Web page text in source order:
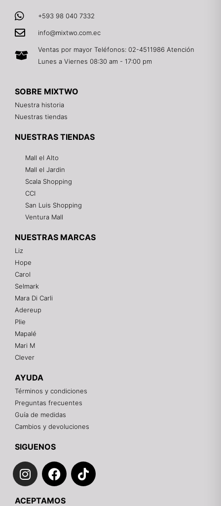
+593 98 040 7332
info@mixtwo.com.ec
Ventas por mayor Teléfonos: 02-4511986 Atención
Lunes a Viernes 08:30 am - 17:00 pm
SOBRE MIXTWO
Nuestra historia
Nuestras tiendas
NUESTRAS TIENDAS
Mall el Alto
Mall el Jardin
Scala Shopping
CCI
San Luis Shopping
Ventura Mall
NUESTRAS MARCAS
Liz
Hope
Carol
Selmark
Mara Di Carli
Adereup
Plie
Mapalé
Mari M
Clever
AYUDA
Términos y condiciones
Preguntas frecuentes
Guía de medidas
Cambios y devoluciones
SIGUENOS
I
n
F
a
T
i
ACEPTAMOS
¡Hola! 👋
Gracias por visitarnos. Te asesoramos
personalmente con tu compra: tallas, envíos y
pagos.
Recuerda: 10% de descuento en tu primera compra
Contáctanos por el canal que prefieras 💕
WhatsApp
Instagram
Teléfono
Email